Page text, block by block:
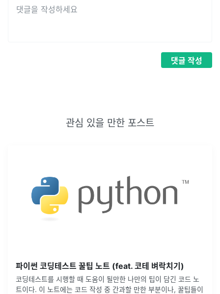
댓글 작성
관심 있을 만한 포스트
파이썬 코딩테스트 꿀팁 노트 (feat. 코테 벼락치기)
코딩테스트를 시행할 때 도움이 될만한 나만의 팁이 담긴 코드 노
트이다. 이 노트에는 코드 작성 중 간과할 만한 부분이나, 꿀팁들이